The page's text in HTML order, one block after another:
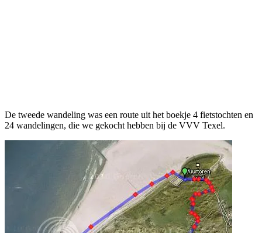
De tweede wandeling was een route uit het boekje 4 fietstochten en
24 wandelingen, die we gekocht hebben bij de VVV Texel.